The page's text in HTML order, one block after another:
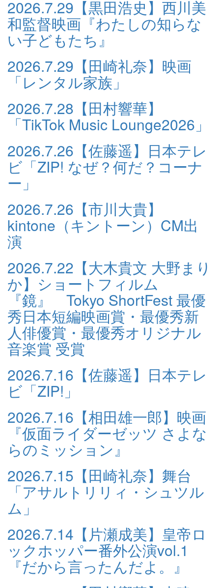
2026.7.29 【黒田浩史】西川美
和監督映画『わたしの知らな
い子どもたち』
2026.7.29 【田崎礼奈】映画
「レンタル家族」
2026.7.28 【田村響華】
「TikTok Music Lounge2026」
2026.7.26 【佐藤遥】日本テレ
ビ「ZIP! なぜ？何だ？コーナ
ー」
2026.7.26 【市川大貴】
kintone（キントーン）CM出
演
2026.7.22 【大木貴文 大野まり
か】ショートフィルム
『鏡』 Tokyo ShortFest 最優
秀日本短編映画賞・最優秀新
人俳優賞・最優秀オリジナル
音楽賞 受賞
2026.7.16 【佐藤遥】日本テレ
ビ「ZIP!」
2026.7.16 【相田雄一郎】映画
『仮面ライダーゼッツ さよな
らのミッション』
2026.7.15 【田崎礼奈】舞台
「アサルトリリィ・シュツル
ム」
2026.7.14 【片瀬成美】皇帝ロ
ックホッパー番外公演vol.1
『だから言ったんだよ。』